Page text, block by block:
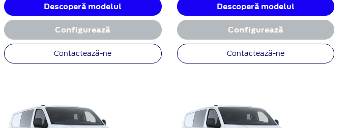
Descoperă modelul
Configurează
Contactează-ne
Descoperă modelul
Configurează
Contactează-ne